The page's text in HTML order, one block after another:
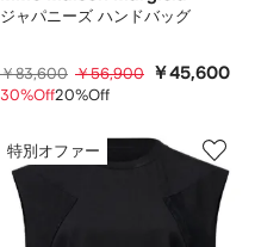
ジャパニーズ ハンドバッグ
￥83,600 ￥56,900 ￥45,600
30%Off20%Off
特別オファー